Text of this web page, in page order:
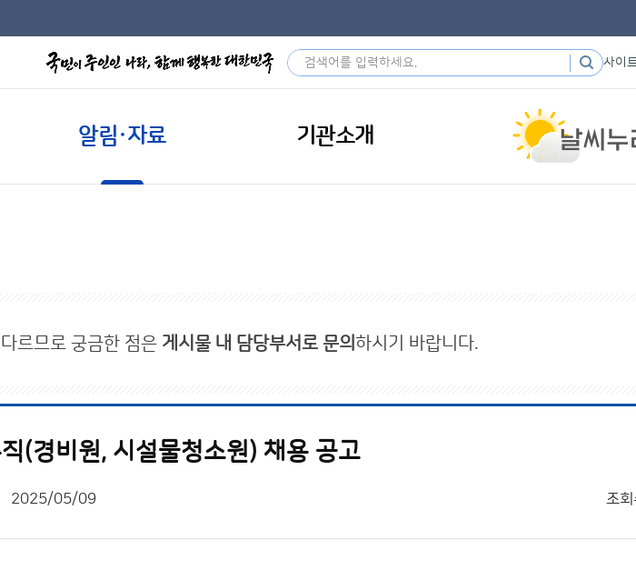
사이
알림·자료 기관소개
르므로 궁금한 점은 게시물 내 담당부서로 문의하시기 바랍니다.
(경비원, 시설물청소원) 채용 공고
2025/05/09 조회